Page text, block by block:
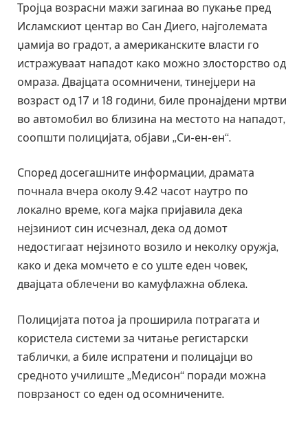
Тројца возрасни мажи загинаа во пукање пред
Исламскиот центар во Сан Диего, најголемата
џамија во градот, а американските власти го
истражуваат нападот како можно злосторство од
омраза. Двајцата осомничени, тинејџери на
возраст од 17 и 18 години, биле пронајдени мртви
во автомобил во близина на местото на нападот,
соопшти полицијата, објави „Си-ен-ен“.
Според досегашните информации, драмата
почнала вчера околу 9.42 часот наутро по
локално време, кога мајка пријавила дека
нејзиниот син исчезнал, дека од домот
недостигаат нејзиното возило и неколку оружја,
како и дека момчето е со уште еден човек,
двајцата облечени во камуфлажна облека.
Полицијата потоа ја проширила потрагата и
користела системи за читање регистарски
таблички, а биле испратени и полицајци во
средното училиште „Медисон“ поради можна
поврзаност со еден од осомничените.